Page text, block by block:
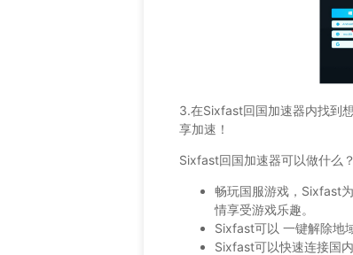
3.在Sixfast回国加速器内找到
享加速！
Sixfast回国加速器可以做什么？
畅玩国服游戏，Sixfast
情享受游戏乐趣。
Sixfast可以 一键解除地
Sixfast可以快速连接国